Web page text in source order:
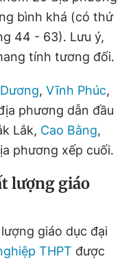
bình khá (có thứ
44 - 63). Lưu ý,
tính tương đối.
, Vĩnh Phúc,
phương dẫn đầu
Lắk, Cao Bằng,
phương xếp cuối.
lượng giáo
giáo dục đại
THPT được